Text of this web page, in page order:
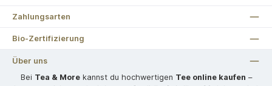
Zahlungsarten
Bio-Zertifizierung
Über uns
Bei Tea & Morekannst du hochwertigen Tee online kaufen –